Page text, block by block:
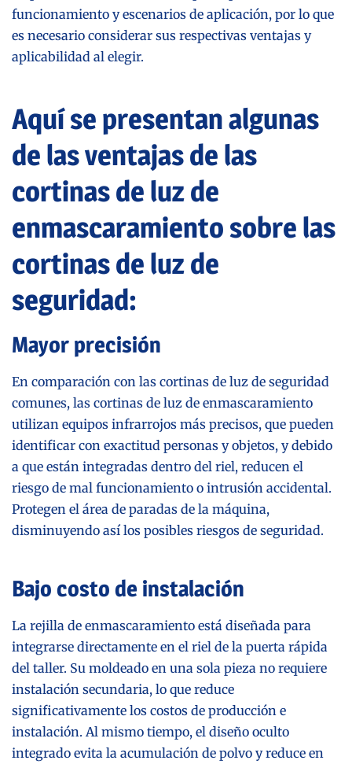
funcionamiento y escenarios de aplicación, por lo que
es necesario considerar sus respectivas ventajas y
aplicabilidad al elegir.
Aquí se presentan algunas
de las ventajas de las
cortinas de luz de
enmascaramiento sobre las
cortinas de luz de
seguridad:
Mayor precisión
En comparación con las cortinas de luz de seguridad
comunes, las cortinas de luz de enmascaramiento
utilizan equipos infrarrojos más precisos, que pueden
identificar con exactitud personas y objetos, y debido
a que están integradas dentro del riel, reducen el
riesgo de mal funcionamiento o intrusión accidental.
Protegen el área de paradas de la máquina,
disminuyendo así los posibles riesgos de seguridad.
Bajo costo de instalación
La rejilla de enmascaramiento está diseñada para
integrarse directamente en el riel de la puerta rápida
del taller. Su moldeado en una sola pieza no requiere
instalación secundaria, lo que reduce
significativamente los costos de producción e
instalación. Al mismo tiempo, el diseño oculto
integrado evita la acumulación de polvo y reduce en